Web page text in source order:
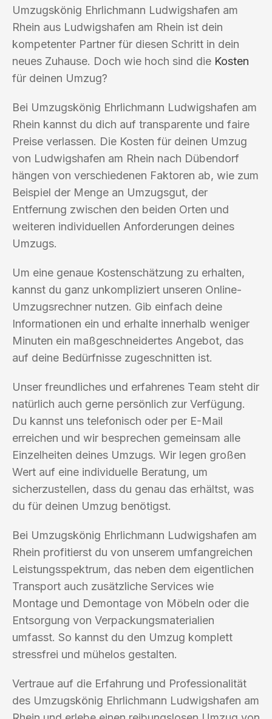
Umzugskönig Ehrlichmann Ludwigshafen am
Rhein aus Ludwigshafen am Rhein ist dein
kompetenter Partner für diesen Schritt in dein
neues Zuhause. Doch wie hoch sind die Kosten
für deinen Umzug?
Bei Umzugskönig Ehrlichmann Ludwigshafen am
Rhein kannst du dich auf transparente und faire
Preise verlassen. Die Kosten für deinen Umzug
von Ludwigshafen am Rhein nach Dübendorf
hängen von verschiedenen Faktoren ab, wie zum
Beispiel der Menge an Umzugsgut, der
Entfernung zwischen den beiden Orten und
weiteren individuellen Anforderungen deines
Umzugs.
Um eine genaue Kostenschätzung zu erhalten,
kannst du ganz unkompliziert unseren Online-
Umzugsrechner nutzen. Gib einfach deine
Informationen ein und erhalte innerhalb weniger
Minuten ein maßgeschneidertes Angebot, das
auf deine Bedürfnisse zugeschnitten ist.
Unser freundliches und erfahrenes Team steht dir
natürlich auch gerne persönlich zur Verfügung.
Du kannst uns telefonisch oder per E-Mail
erreichen und wir besprechen gemeinsam alle
Einzelheiten deines Umzugs. Wir legen großen
Wert auf eine individuelle Beratung, um
sicherzustellen, dass du genau das erhältst, was
du für deinen Umzug benötigst.
Bei Umzugskönig Ehrlichmann Ludwigshafen am
Rhein profitierst du von unserem umfangreichen
Leistungsspektrum, das neben dem eigentlichen
Transport auch zusätzliche Services wie
Montage und Demontage von Möbeln oder die
Entsorgung von Verpackungsmaterialien
umfasst. So kannst du den Umzug komplett
stressfrei und mühelos gestalten.
Vertraue auf die Erfahrung und Professionalität
des Umzugskönig Ehrlichmann Ludwigshafen am